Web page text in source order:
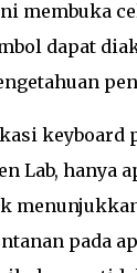
membuka
dapat
keyboard
Lab, hanya
pada